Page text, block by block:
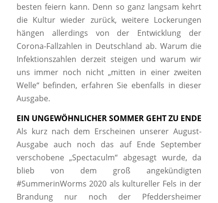
besten feiern kann. Denn so ganz langsam kehrt
die Kultur wieder zurück, weitere Lockerungen
hängen allerdings von der Entwicklung der
Corona-Fallzahlen in Deutschland ab. Warum die
Infektionszahlen derzeit steigen und warum wir
uns immer noch nicht „mitten in einer zweiten
Welle“ befinden, erfahren Sie ebenfalls in dieser
Ausgabe.
EIN UNGEWÖHNLICHER SOMMER GEHT ZU ENDE
Als kurz nach dem Erscheinen unserer August-
Ausgabe auch noch das auf Ende September
verschobene „Spectaculm“ abgesagt wurde, da
blieb von dem groß angekündigten
#SummerinWorms 2020 als kultureller Fels in der
Brandung nur noch der Pfeddersheimer